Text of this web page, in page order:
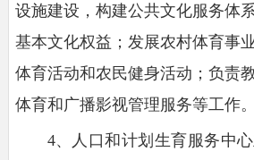
设施建设，构建公共文化服务体
基本文化权益；发展农村体育事
体育活动和农民健身活动；负责
体育和广播影视管理服务等工作。
4、人口和计划生育服务中